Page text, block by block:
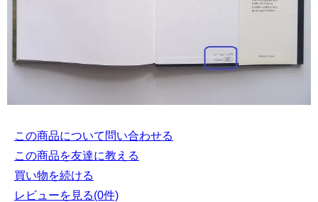
この商品について問い合わせる
この商品を友達に教える
買い物を続ける
レビューを見る(0件)